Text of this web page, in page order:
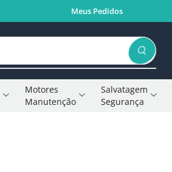
Meus Pedidos
Motores
Manutenção
Salvatagem
Segurança